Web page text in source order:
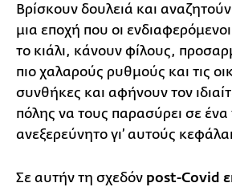
Βρίσκουν δουλειά και
μια εποχή που οι
το κιάλι, κάνουν φίλους,
πιο χαλαρούς ρυθμούς και τις
συνθήκες και αφήνουν τον
πόλης να τους παρασύρει σε ένα
ανεξερεύνητο γι’ αυτούς
Σε αυτήν τη σχεδόν post-Covid